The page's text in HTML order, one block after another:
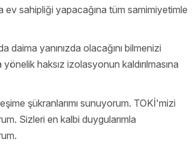
ev sahipliği yapacağına tüm samimiyetimle
yanınızda olacağını bilmenizi
haksız izolasyonun kaldırılmasına
şükranlarımı sunuyorum. TOKİ'mizi
Sizleri en kalbi duygularımla